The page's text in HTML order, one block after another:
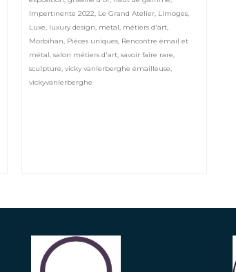
Impertinente 2022, Le Grand Atelier, Limoges,
Luxe, luxury design, metal, métiers d'art,
Morbihan, Pièces uniques, Rencontre émail et
métal,salon métiers d'art,savoir faire rare,
sculpture,vicky vanlerberghe émailleuse,
vickyvanlerberghe